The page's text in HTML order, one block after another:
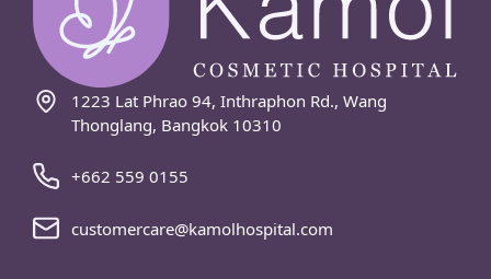
1223 Lat Phrao 94, Inthraphon Rd., Wang
Thonglang, Bangkok 10310
+662 559 0155
customercare@kamolhospital.com